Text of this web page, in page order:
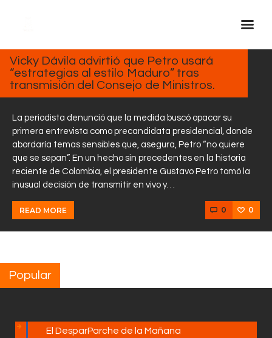
Inicio Real FM
Streaming
En Vivo
Descarga La APP
Programas
Noticias
Equipo
Sobre Nosotros
5, 2025
Vicky Dávila advirtió que Petro usará
“estrategias al estilo Maduro” tras
transmisión del Consejo de Ministros.
La periodista denunció que la medida buscó opacar su
primera entrevista como precandidata presidencial, donde
abordaría temas sensibles que, asegura, Petro “no quiere
que se sepan”. En un hecho sin precedentes en la historia
reciente de Colombia, el presidente Gustavo Petro tomó la
inusual decisión de transmitir en vivo y…
READ MORE 0 0
Popular
El DesparParche de la Mañana